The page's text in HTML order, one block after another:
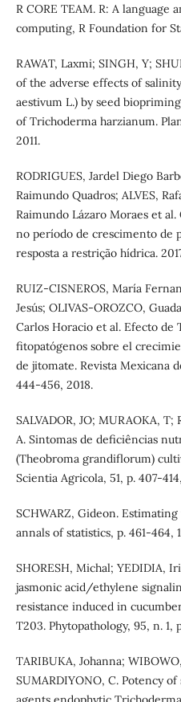
R CORE TEAM. R: A
computing, R Foundation for
RAWAT, Laxmi; SINGH, Y;
of the adverse effects of
aestivum L.) by seed
of Trichoderma harzianum.
2011.
RODRIGUES, Jardel Diego
Raimundo Quadros; ALVES,
Raimundo Lázaro Moraes et
no período de crescimento de
resposta a restrição hídrica.
RUIZ-CISNEROS, María
Jesús; OLIVAS-OROZCO,
Carlos Horacio et al. Efecto de
fitopatógenos sobre el
de jitomate. Revista Mexicana
444-456, 2018.
SALVADOR, JO; MURAOKA, T;
A. Sintomas de deficiências
(Theobroma grandiflorum)
Scientia Agricola, 51, p. 407-
SCHWARZ, Gideon.
annals of statistics, p. 461-464,
SHORESH, Michal; YEDIDIA,
jasmonic acid/ethylene
resistance induced in
T203. Phytopathology, 95, n. 1,
TARIBUKA, Johanna;
SUMARDIYONO, C. Potency